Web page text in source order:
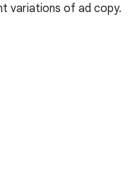
variations of ad copy.